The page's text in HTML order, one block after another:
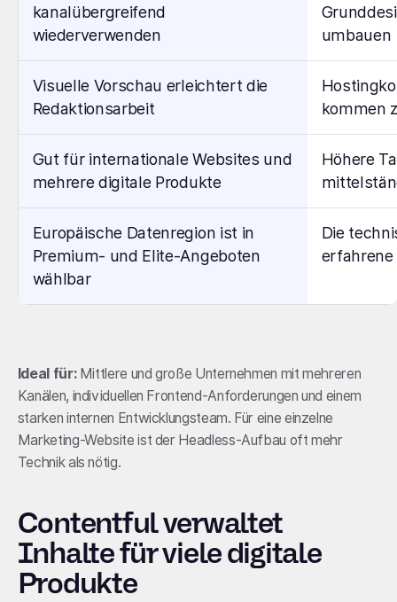
kanalübergreifend
wiederverwenden
umbauen
Visuelle Vorschau erleichtert die
Redaktionsarbeit
kommen
Gut für internationale Websites und
mehrere digitale Produkte
Höhere
Europäische Datenregion ist in
Premium- und Elite-Angeboten
wählbar
Die
Ideal für:Mittlere und große Unternehmen mit mehreren
Kanälen, individuellen Frontend-Anforderungen und einem
starken internen Entwicklungsteam. Für eine einzelne
Marketing-Website ist der Headless-Aufbau oft mehr
Technik als nötig.
Contentful verwaltet
Inhalte für viele digitale
Produkte